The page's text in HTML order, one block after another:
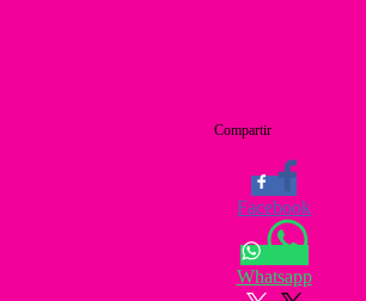
Compartir
Facebook
Whatsapp